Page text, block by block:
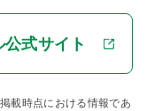
式サイト
載時点における情報であ